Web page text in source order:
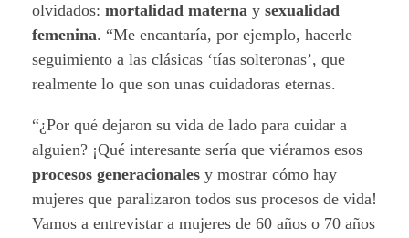
olvidados: mortalidad materna y sexualidad
femenina. “Me encantaría, por ejemplo, hacerle
seguimiento a las clásicas ‘tías solteronas’, que
realmente lo que son unas cuidadoras eternas.
“¿Por qué dejaron su vida de lado para cuidar a
alguien? ¡Qué interesante sería que viéramos esos
procesos generacionales y mostrar cómo hay
mujeres que paralizaron todos sus procesos de vida!
Vamos a entrevistar a mujeres de 60 años o 70 años